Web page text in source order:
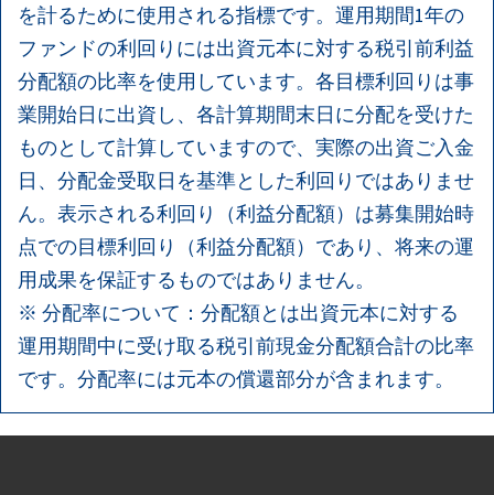
を計るために使用される指標です。運用期間1年の
ファンドの利回りには出資元本に対する税引前利益
分配額の比率を使用しています。各目標利回りは事
業開始日に出資し、各計算期間末日に分配を受けた
ものとして計算していますので、実際の出資ご入金
日、分配金受取日を基準とした利回りではありませ
ん。表示される利回り（利益分配額）は募集開始時
点での目標利回り（利益分配額）であり、将来の運
用成果を保証するものではありません。
※ 分配率について：分配額とは出資元本に対する
運用期間中に受け取る税引前現金分配額合計の比率
です。分配率には元本の償還部分が含まれます。